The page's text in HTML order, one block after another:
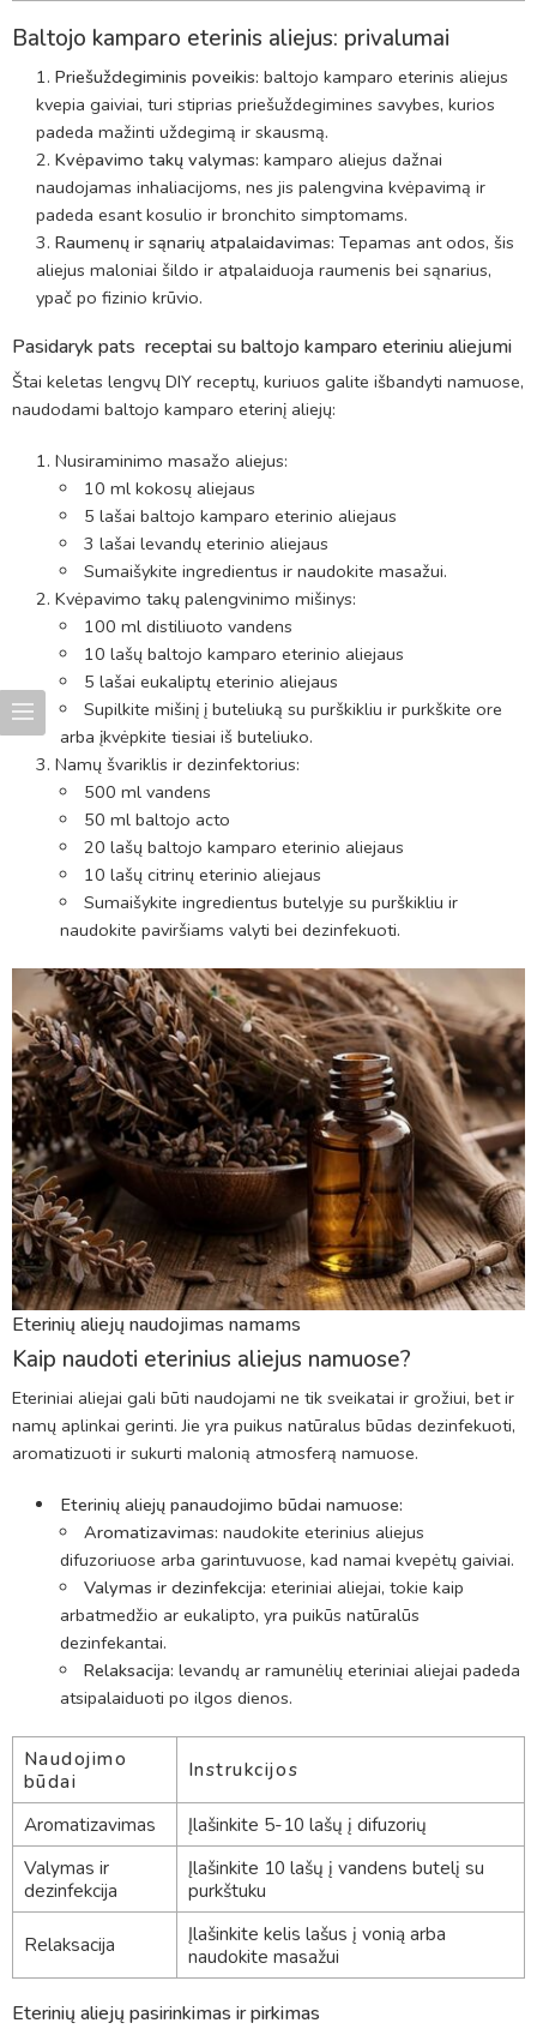
Baltojo kamparo eterinis aliejus: privalumai
Priešuždegiminis poveikis: baltojo kamparo eterinis aliejus
kvepia gaiviai, turi stiprias priešuždegimines savybes, kurios
padeda mažinti uždegimą ir skausmą.
Kvėpavimo takų valymas: kamparo aliejus dažnai
naudojamas inhaliacijoms, nes jis palengvina kvėpavimą ir
padeda esant kosulio ir bronchito simptomams.
Raumenų ir sąnarių atpalaidavimas: Tepamas ant odos, šis
aliejus maloniai šildo ir atpalaiduoja raumenis bei sąnarius,
ypač po fizinio krūvio.
Pasidaryk pats receptai su baltojo kamparo eteriniu aliejumi
Štai keletas lengvų DIY receptų, kuriuos galite išbandyti namuose,
naudodami baltojo kamparo eterinį aliejų:
Nusiraminimo masažo aliejus:
10 ml kokosų aliejaus
5 lašai baltojo kamparo eterinio aliejaus
3 lašai levandų eterinio aliejaus
Sumaišykite ingredientus ir naudokite masažui.
Kvėpavimo takų palengvinimo mišinys:
100 ml distiliuoto vandens
10 lašų baltojo kamparo eterinio aliejaus
5 lašai eukaliptų eterinio aliejaus
Supilkite mišinį į buteliuką su purškikliu ir purkškite ore
arba įkvėpkite tiesiai iš buteliuko.
Namų švariklis ir dezinfektorius:
500 ml vandens
50 ml baltojo acto
20 lašų baltojo kamparo eterinio aliejaus
10 lašų citrinų eterinio aliejaus
Sumaišykite ingredientus butelyje su purškikliu ir
naudokite paviršiams valyti bei dezinfekuoti.
Eterinių aliejų naudojimas namams
Kaip naudoti eterinius aliejus namuose?
Eteriniai aliejai gali būti naudojami ne tik sveikatai ir grožiui, bet ir
namų aplinkai gerinti. Jie yra puikus natūralus būdas dezinfekuoti,
aromatizuoti ir sukurti malonią atmosferą namuose.
Eterinių aliejų panaudojimo būdai namuose:
Aromatizavimas: naudokite eterinius aliejus
difuzoriuose arba garintuvuose, kad namai kvepėtų gaiviai.
Valymas ir dezinfekcija: eteriniai aliejai, tokie kaip
arbatmedžio ar eukalipto, yra puikūs natūralūs
dezinfekantai.
Relaksacija: levandų ar ramunėlių eteriniai aliejai padeda
atsipalaiduoti po ilgos dienos.
Naudojimo
būdai
Instrukcijos
Aromatizavimas
Įlašinkite 5-10 lašų į difuzorių
Valymas ir
dezinfekcija
Įlašinkite 10 lašų į vandens butelį su
purkštuku
Relaksacija
Įlašinkite kelis lašus į vonią arba
naudokite masažui
Eterinių aliejų pasirinkimas ir pirkimas